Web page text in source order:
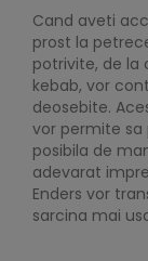
Cand aveti
prost la
potrivite, de la
kebab, vor
deosebite.
vor permite
posibila de
adevarat
Enders vor
sarcina mai